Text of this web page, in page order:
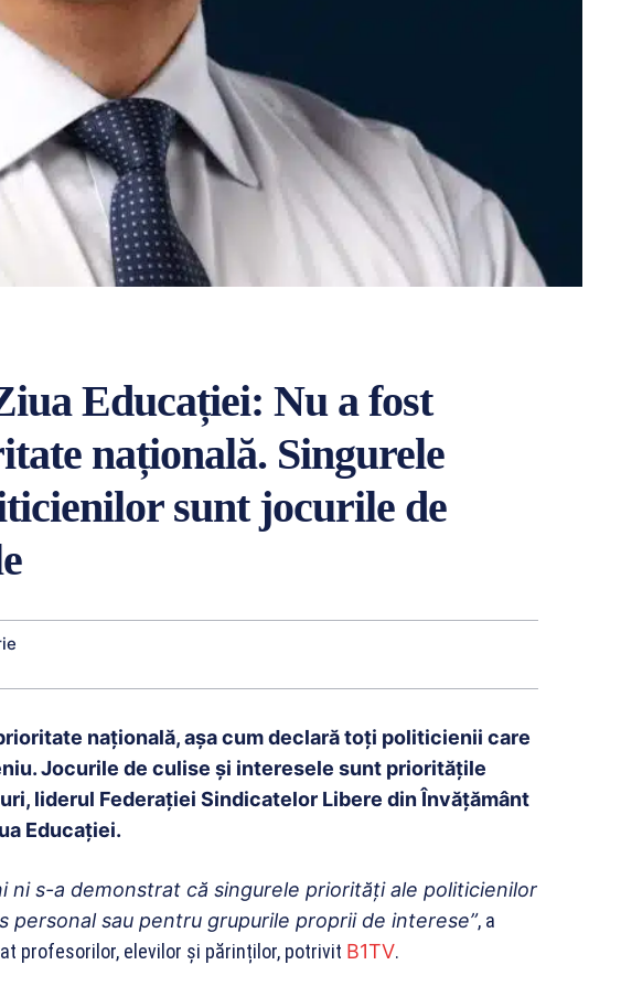
Educației: Nu a fost
națională. Singurele
sunt jocurile de
națională, așa cum declară toți politicienii care
Jocurile de culise și interesele sunt prioritățile
liderul Federaţiei Sindicatelor Libere din Învăţământ
Educației.
ni s-a demonstrat că singurele priorități ale politicienilor
personal sau pentru grupurile proprii de interese”, a
profesorilor, elevilor și părinților, potrivit B1TV.